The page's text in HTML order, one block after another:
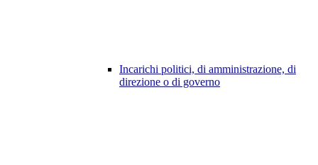
Incarichi politici, di amministrazione, di
direzione o di governo